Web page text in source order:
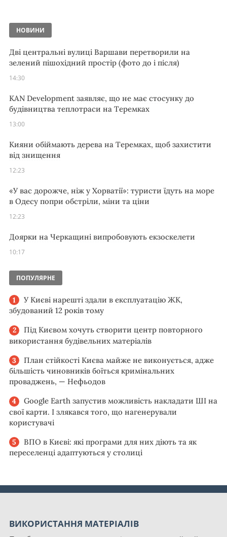
НОВИНИ
Дві центральні вулиці Варшави перетворили на
зелений пішохідний простір (фото до і після)
14:30
KAN Development заявляє, що не має стосунку до
будівництва теплотраси на Теремках
13:00
Кияни обіймають дерева на Теремках, щоб захистити
від знищення
12:23
«У вас дорожче, ніж у Хорватії»: туристи їдуть на море
в Одесу попри обстріли, міни та ціни
12:23
Доярки на Черкащині випробовують екзоскелети
10:17
ПОПУЛЯРНЕ
У Києві нарешті здали в експлуатацію ЖК,
збудований 12 років тому
Під Києвом хочуть створити центр повторного
використання будівельних матеріалів
План стійкості Києва майже не виконується, адже
більшість чиновників боїться кримінальних
проваджень, — Нефьодов
Google Earth запустив можливість накладати ШІ на
свої карти. І злякався того, що нагенерували
користувачі
ВПО в Києві: які програми для них діють та як
переселенці адаптуються у столиці
ВИКОРИСТАННЯ МАТЕРІАЛІВ